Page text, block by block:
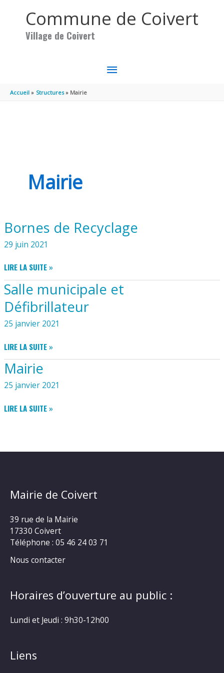
Commune de Coivert
Village de Coivert
MENU
Accueil Structures Mairie
Mairie
Bornes de Recyclage
29 juin 2021
BORNES
DE
RECYCLAGE
LIRE LA SUITE »
Salle municipale et
Défibrillateur
25 janvier 2021
SALLE
MUNICIPALE
ET
LIRE LA SUITE »
Mairie
25 janvier 2021
MAIRIE
LIRE LA SUITE »
Mairie de Coivert
39 rue de la Mairie
17330 Coivert
Téléphone : 05 46 24 03 71
Nous contacter
Horaires d’ouverture au public :
Lundi et Jeudi : 9h30-12h00
Liens